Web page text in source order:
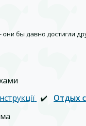
бы давно достигли
✔️ Отдых